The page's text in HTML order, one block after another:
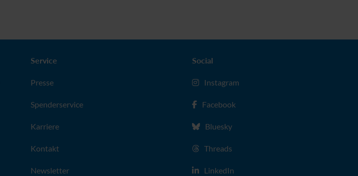
Service
Presse
Spenderservice
Karriere
Kontakt
Newsletter
Social
Instagram
Facebook
Bluesky
Threads
LinkedIn